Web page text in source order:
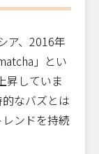
る需要
で競争力
ア、2016年
」とい
昇していま
なバズとは
ンドを持続